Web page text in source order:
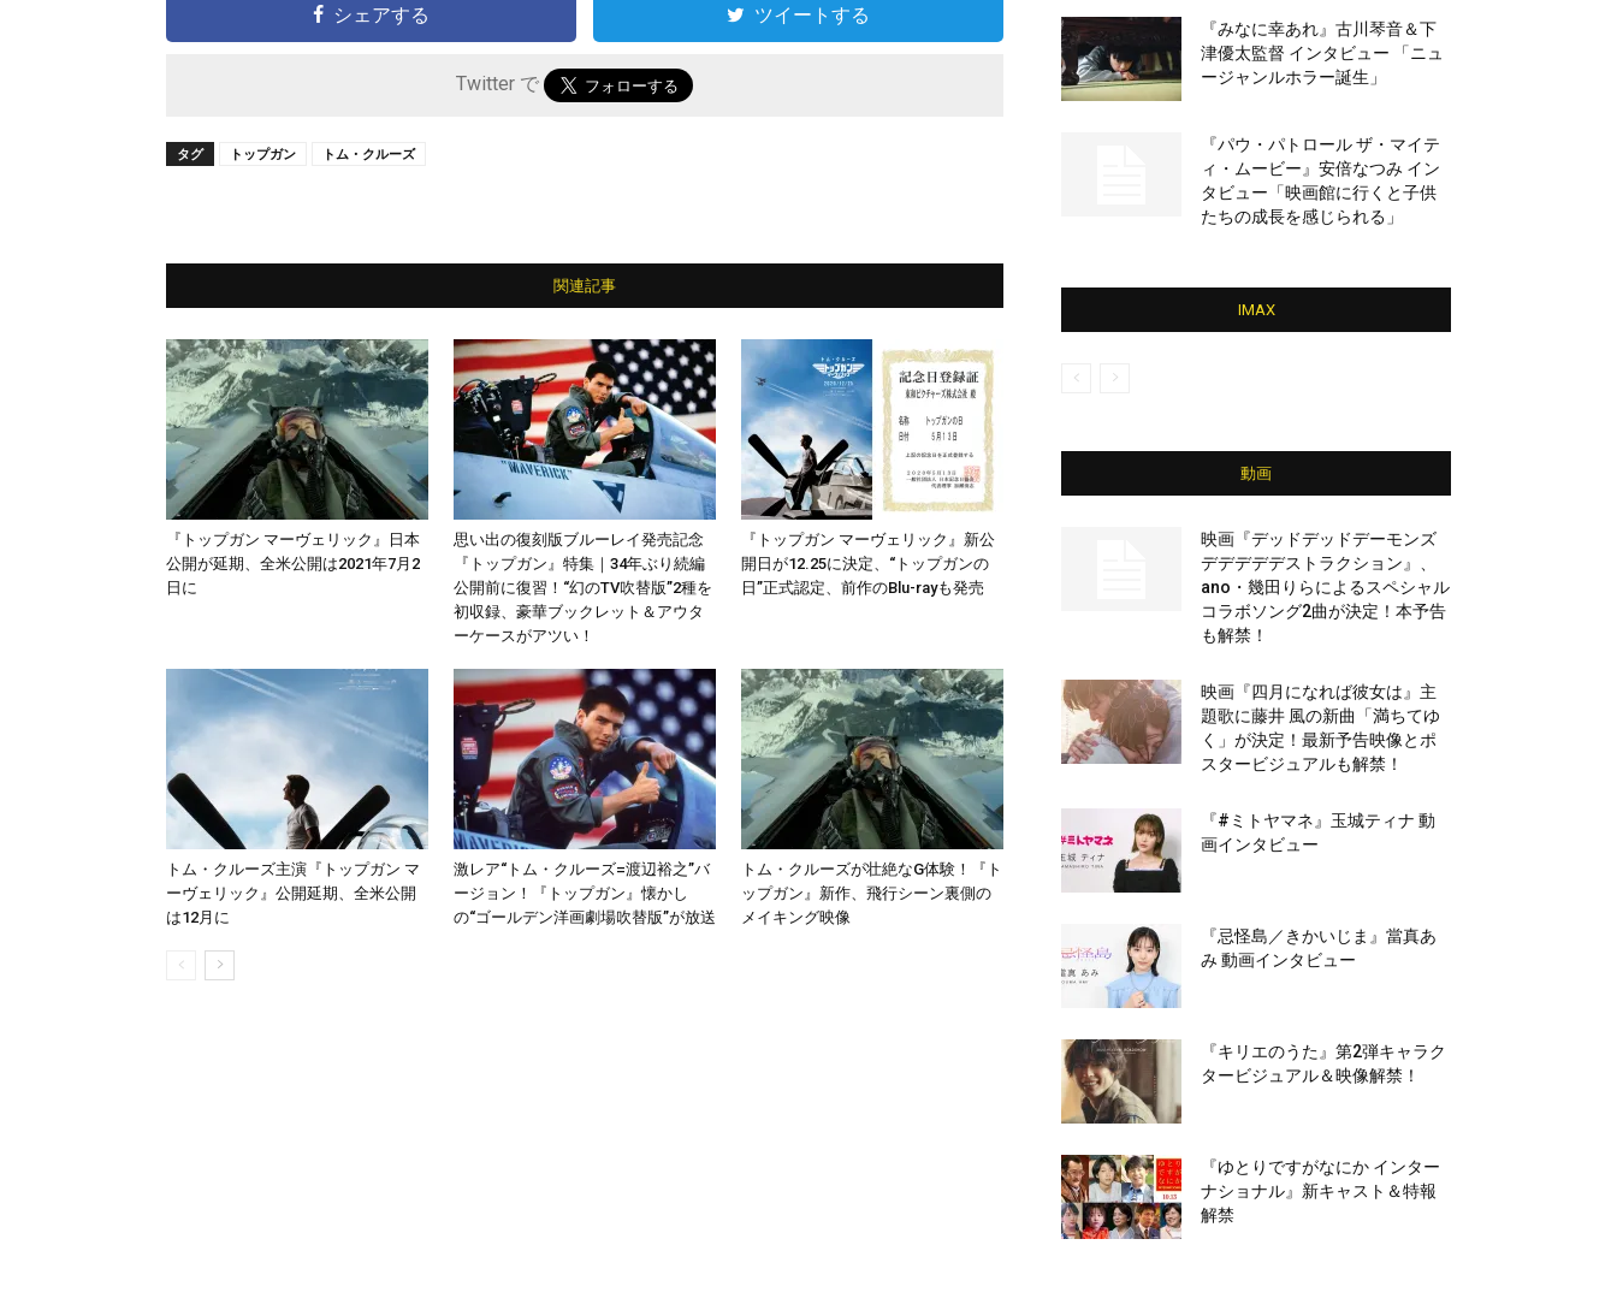
シェアする ツイートする
Twitter で
タグ トップガン トム・クルーズ
関連記事
『トップガン マーヴェリック』日本
公開が延期、全米公開は2021年7月2
日に
思い出の復刻版ブルーレイ発売記念
『トップガン』特集｜34年ぶり続編
公開前に復習！“幻のTV吹替版”2種を
初収録、豪華ブックレット＆アウタ
ーケースがアツい！
『トップガン マーヴェリック』新公
開日が12.25に決定、“トップガンの
日”正式認定、前作のBlu-rayも発売
トム・クルーズ主演『トップガン マ
ーヴェリック』公開延期、全米公開
は12月に
激レア“トム・クルーズ=渡辺裕之”バ
ージョン！『トップガン』懐かし
の“ゴールデン洋画劇場吹替版”が放送
トム・クルーズが壮絶なG体験！『ト
ップガン』新作、飛行シーン裏側の
メイキング映像
『みなに幸あれ』古川琴音＆下
津優太監督 インタビュー 「ニュ
ージャンルホラー誕生」
『パウ・パトロール ザ・マイテ
ィ・ムービー』安倍なつみ イン
タビュー「映画館に行くと子供
たちの成長を感じられる」
IMAX
動画
映画『デッドデッドデーモンズ
デデデデデストラクション』、
ano・幾田りらによるスペシャル
コラボソング2曲が決定！本予告
も解禁！
映画『四月になれば彼女は』主
題歌に藤井 風の新曲「満ちてゆ
く」が決定！最新予告映像とポ
スタービジュアルも解禁！
『#ミトヤマネ』玉城ティナ 動
画インタビュー
『忌怪島／きかいじま』當真あ
み 動画インタビュー
『キリエのうた』第2弾キャラク
タービジュアル＆映像解禁！
『ゆとりですがなにか インター
ナショナル』新キャスト＆特報
解禁